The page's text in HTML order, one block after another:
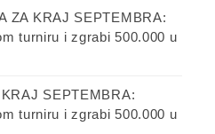
ZA KRAJ SEPTEMBRA:
turniru i zgrabi 500.000 u
SEPTEMBRA:
turniru i zgrabi 500.000 u